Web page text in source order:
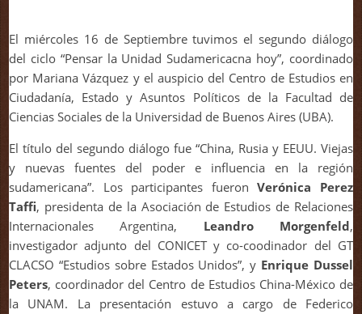
El miércoles 16 de Septiembre tuvimos el segundo diálogo
del ciclo “Pensar la Unidad Sudamericacna hoy”, coordinado
por Mariana Vázquez y el auspicio del Centro de Estudios en
Ciudadanía, Estado y Asuntos Políticos de la Facultad de
Ciencias Sociales de la Universidad de Buenos Aires (UBA).
El título del segundo diálogo fue “China, Rusia y EEUU. Viejas
y nuevas fuentes del poder e influencia en la región
sudamericana”. Los participantes fueron Verónica Perez
Taffi, presidenta de la Asociación de Estudios de Relaciones
Internacionales Argentina,
Leandro Morgenfeld,
investigador adjunto del CONICET y co-coodinador del GT
CLACSO “Estudios sobre Estados Unidos”, y Enrique Dussel
Peters, coordinador del Centro de Estudios China-México de
la UNAM. La presentación estuvo a cargo de Federico